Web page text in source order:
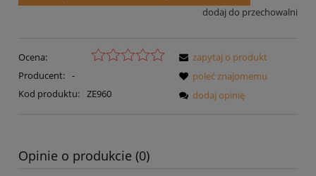
dodaj do przechowalni
Ocena:
Producent: -
Kod produktu: ZE960
zapytaj o produkt
poleć znajomemu
dodaj opinię
Opinie o produkcie (0)